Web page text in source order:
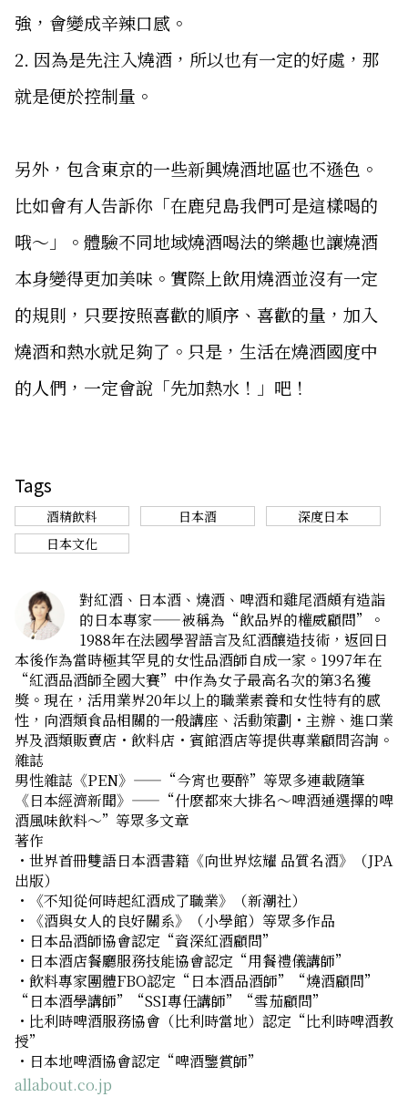
強，會變成辛辣口感。
2. 因為是先注入燒酒，所以也有一定的好處，那
就是便於控制量。
另外，包含東京的一些新興燒酒地區也不遜色。
比如會有人告訴你「在鹿兒島我們可是這樣喝的
哦～」。體驗不同地域燒酒喝法的樂趣也讓燒酒
本身變得更加美味。實際上飲用燒酒並沒有一定
的規則，只要按照喜歡的順序、喜歡的量，加入
燒酒和熱水就足夠了。只是，生活在燒酒國度中
的人們，一定會說「先加熱水！」吧！
Tags
酒精飲料 日本酒
深度日本
日本文化
對紅酒、日本酒、燒酒、啤酒和雞尾酒頗有造詣
的日本專家——被稱為“飲品界的權威顧問”。
1988年在法國學習語言及紅酒釀造技術，返回日
本後作為當時極其罕見的女性品酒師自成一家。1997年在
“紅酒品酒師全國大賽”中作為女子最高名次的第3名獲
獎。現在，活用業界20年以上的職業素養和女性特有的感
性，向酒類食品相關的一般講座、活動策劃・主辦、進口業
界及酒類販賣店・飲料店・賓館酒店等提供專業顧問咨詢。
雜誌
男性雜誌《PEN》——“今宵也要醉”等眾多連載隨筆
《日本經濟新聞》——“什麽都來大排名～啤酒通選擇的啤
酒風味飲料～”等眾多文章
著作
・世界首冊雙語日本酒書籍《向世界炫耀 品質名酒》（JPA
出版）
・《不知從何時起紅酒成了職業》（新潮社）
・《酒與女人的良好關系》（小學館）等眾多作品
・日本品酒師協會認定“資深紅酒顧問”
・日本酒店餐廳服務技能協會認定“用餐禮儀講師”
・飲料專家團體FBO認定“日本酒品酒師”“燒酒顧問”
“日本酒學講師”“SSI專任講師”“雪茄顧問”
・比利時啤酒服務協會（比利時當地）認定“比利時啤酒教
授”
・日本地啤酒協會認定“啤酒鑒賞師”
allabout.co.jp